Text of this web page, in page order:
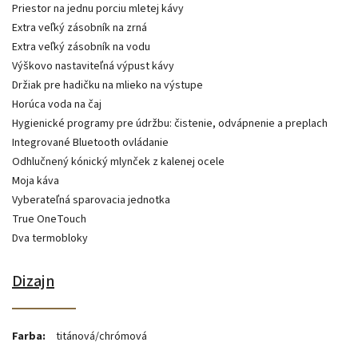
Priestor na jednu porciu mletej kávy
Extra veľký zásobník na zrná
Extra veľký zásobník na vodu
Výškovo nastaviteľná výpust kávy
Držiak pre hadičku na mlieko na výstupe
Horúca voda na čaj
Hygienické programy pre údržbu: čistenie, odvápnenie a preplach
Integrované Bluetooth ovládanie
Odhlučnený kónický mlynček z kalenej ocele
Moja káva
Vyberateľná sparovacia jednotka
True OneTouch
Dva termobloky
Dizajn
Farba: titánová/chrómová